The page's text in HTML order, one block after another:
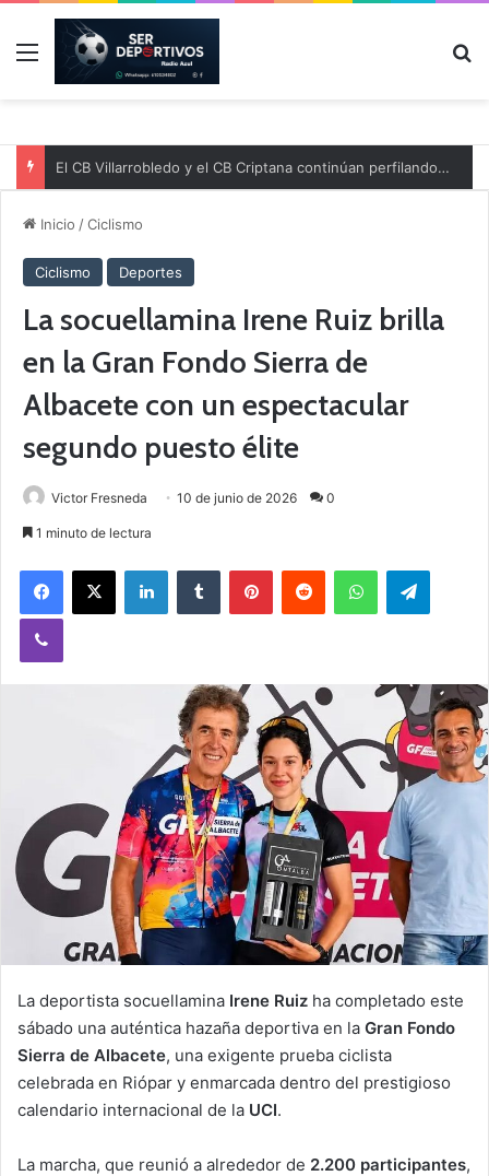
Menú
El CB Villarrobledo y el CB Criptana continúan perfilando sus plantillas
Inicio /Ciclismo
Ciclismo Deportes
La socuellamina Irene Ruiz brilla
en la Gran Fondo Sierra de
Albacete con un espectacular
segundo puesto élite
Victor Fresneda 10 de junio de 2026 0
1 minuto de lectura
La deportista socuellamina Irene Ruiz ha completado este
sábado una auténtica hazaña deportiva en la Gran Fondo
Sierra de Albacete, una exigente prueba ciclista
celebrada en Riópar y enmarcada dentro del prestigioso
calendario internacional de la UCI.
La marcha, que reunió a alrededor de 2.200 participantes,